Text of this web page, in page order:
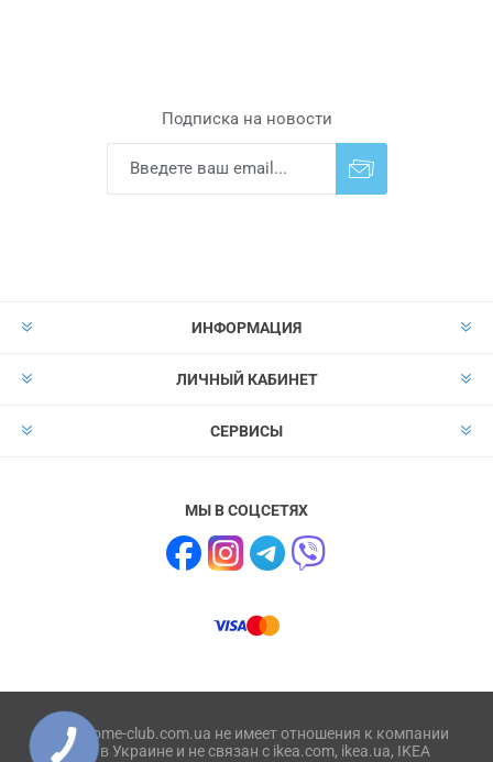
Подписка на новости
ИНФОРМАЦИЯ
ЛИЧНЫЙ КАБИНЕТ
СЕРВИСЫ
МЫ В СОЦСЕТЯХ
Сайт home-club.com.ua не имеет отношения к компании
IKEA в Украине и не связан с ikea.com, ikea.ua, IKEA